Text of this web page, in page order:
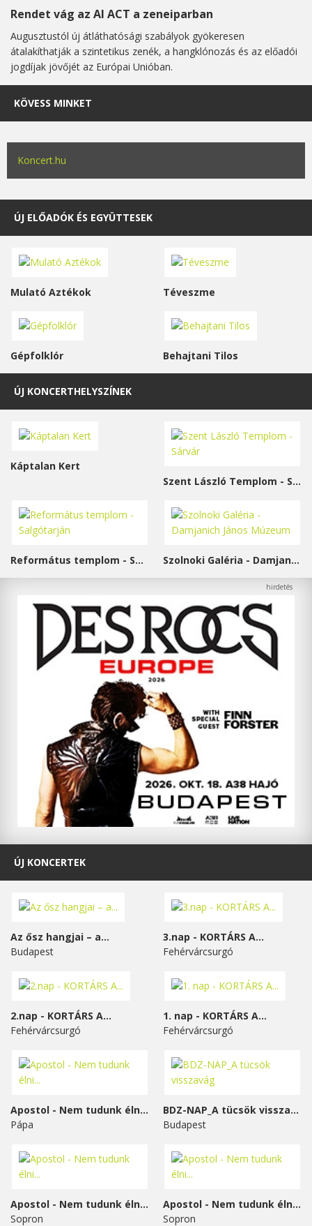
Rendet vág az AI ACT a zeneiparban
Augusztustól új átláthatósági szabályok gyökeresen
átalakíthatják a szintetikus zenék, a hangklónozás és az előadói
jogdíjak jövőjét az Európai Unióban.
KÖVESS MINKET
Koncert.hu
ÚJ ELŐADÓK ÉS EGYÜTTESEK
Mulató Aztékok Téveszme
Gépfolklór Behajtani Tilos
ÚJ KONCERTHELYSZÍNEK
Káptalan Kert
Szent László Templom - Sárvár
Református templom - Salgótarján Szolnoki Galéria - Damjanich János Múzeum
ÚJ KONCERTEK
Az ősz hangjai – a...
Budapest
3.nap - KORTÁRS A...
Fehérvárcsurgó
2.nap - KORTÁRS A...
Fehérvárcsurgó
1. nap - KORTÁRS A...
Fehérvárcsurgó
Apostol - Nem tudunk élni...
Pápa
BDZ-NAP_A tücsök visszavág
Budapest
Apostol - Nem tudunk élni...
Sopron
Apostol - Nem tudunk élni...
Sopron